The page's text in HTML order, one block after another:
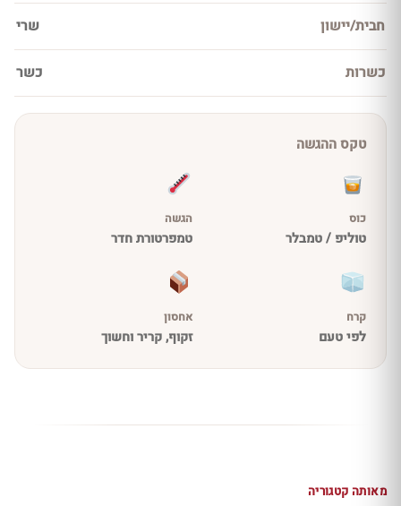
חבית/יישון שרי
כשרות כשר
טקס ההגשה
כוס
טוליפ / טמבלר
הגשה
טמפרטורת חדר
קרח
לפי טעם
אחסון
זקוף, קריר וחשוך
מאותה קטגוריה